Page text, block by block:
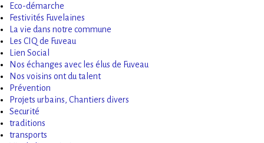
Eco-démarche
Festivités Fuvelaines
La vie dans notre commune
Les CIQ de Fuveau
Lien Social
Nos échanges avec les élus de Fuveau
Nos voisins ont du talent
Prévention
Projets urbains, Chantiers divers
Securité
traditions
transports